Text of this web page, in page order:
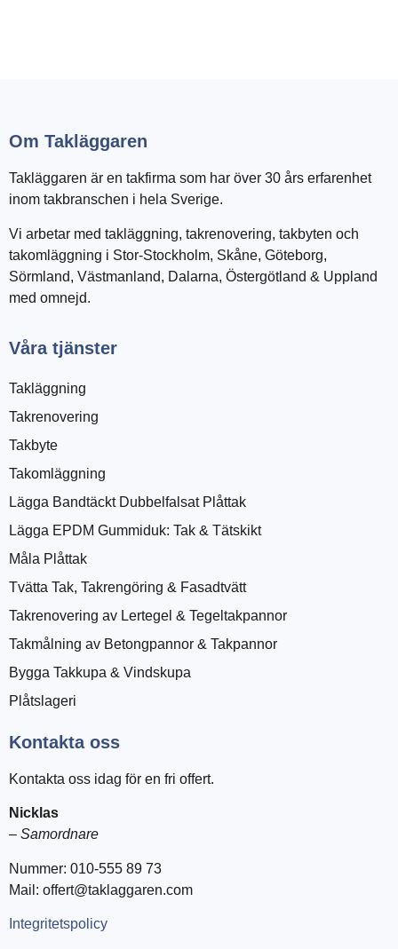
Om Takläggaren
Takläggaren är en takfirma som har över 30 års erfarenhet
inom takbranschen i hela Sverige.
Vi arbetar med takläggning, takrenovering, takbyten och
takomläggning i Stor-Stockholm, Skåne, Göteborg,
Sörmland, Västmanland, Dalarna, Östergötland & Uppland
med omnejd.
Våra tjänster
Takläggning
Takrenovering
Takbyte
Takomläggning
Lägga Bandtäckt Dubbelfalsat Plåttak
Lägga EPDM Gummiduk: Tak & Tätskikt
Måla Plåttak
Tvätta Tak, Takrengöring & Fasadtvätt
Takrenovering av Lertegel & Tegeltakpannor
Takmålning av Betongpannor & Takpannor
Bygga Takkupa & Vindskupa
Plåtslageri
Kontakta oss
Kontakta oss idag för en fri offert.
Nicklas
– Samordnare
Nummer: 010-555 89 73
Mail: offert@taklaggaren.com
Integritetspolicy